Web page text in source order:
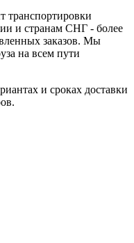
транспортировки
и странам СНГ - более
заказов. Мы
на всем пути
и сроках доставки